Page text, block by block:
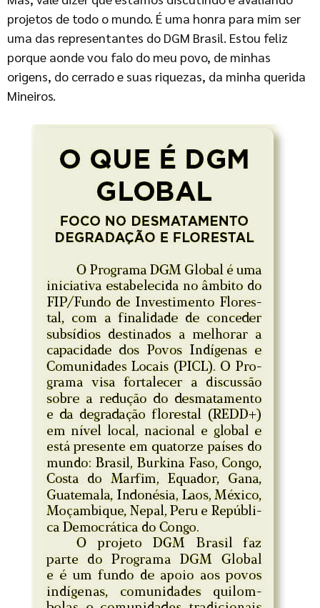
projetos de todo o mundo. É uma honra para mim ser
uma das representantes do DGM Brasil. Estou feliz
porque aonde vou falo do meu povo, de minhas
origens, do cerrado e suas riquezas, da minha querida
Mineiros.